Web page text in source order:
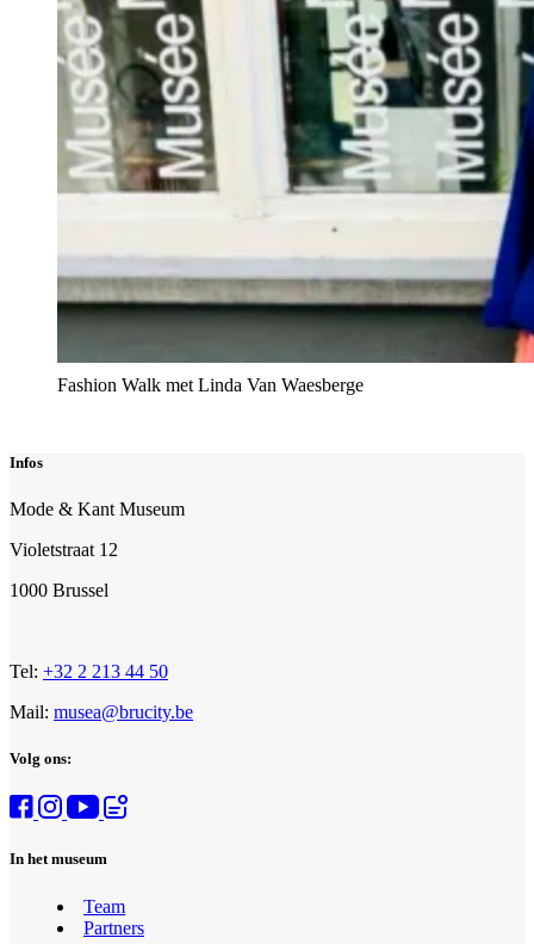
Fashion Walk met Linda Van Waesberge
Infos
Mode & Kant Museum
Violetstraat 12
1000 Brussel
Tel: +32 2 213 44 50
Mail: musea@brucity.be
Volg ons:
In het museum
Team
Partners